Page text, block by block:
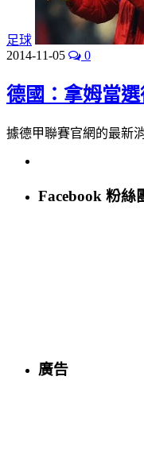
足球
2014-11-05
0
德國：拿姆當
據德甲聯賽官網的最新
Facebook 粉絲
廣告